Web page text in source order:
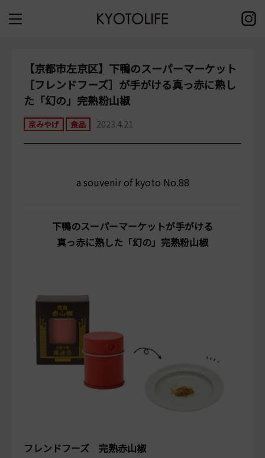
【京都市左京区】下鴨のスーパーマーケット
［フレンドフーズ］が手がける真っ赤に熟し
た「幻の」完熟粉山椒
京みやげ 食品 2023.4.21
a souvenir of kyoto No.88
下鴨のスーパーマーケットが手がける
真っ赤に熟した「幻の」完熟粉山椒
フレンドフーズ 完熟赤山椒